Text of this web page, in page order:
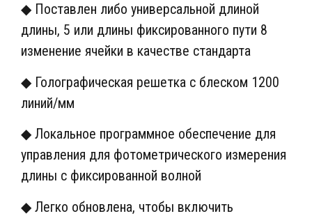
◆ Поставлен либо универсальной длиной
длины, 5 или длины фиксированного пути 8
изменение ячейки в качестве стандарта
◆ Голографическая решетка с блеском 1200
линий/мм
◆ Локальное программное обеспечение для
управления для фотометрического измерения
длины с фиксированной волной
◆ Легко обновлена, чтобы включить